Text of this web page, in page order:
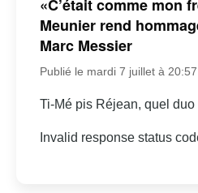
«C’était comme mon
Meunier rend
Marc Messier
Publié le mardi 7 juillet à 20:57
Ti-Mé pis Réjean, quel duo
Invalid response status